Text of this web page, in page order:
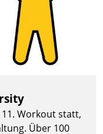
Workout statt,
Über 100